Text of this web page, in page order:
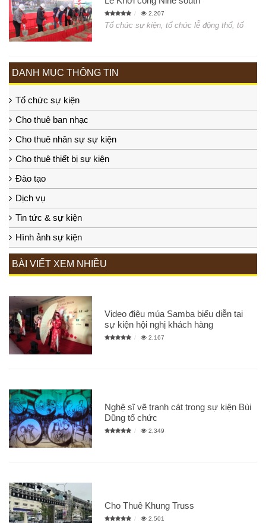
2,207
Tổ chức sự kiện, tổ chức lễ động thổ, tổ
DANH MỤC THÔNG TIN
Tổ chức sự kiện
Cho thuê ban nhạc
Cho thuê nhân sự sự kiện
Cho thuê thiết bị sự kiện
Đào tạo
Dịch vụ
Tin tức & sự kiện
Hình ảnh sự kiện
BÀI VIẾT XEM NHIỀU
Video điệu múa Samba biểu diễn tại
sự kiện hội nghị khách hàng
2,167
Nghệ sĩ vẽ tranh cát trong sự kiện Bùi
Dũng tổ chức
2,349
Cho Thuê Khung Truss
2,501